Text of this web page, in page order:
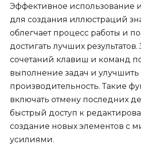
Эффективное использование
для создания иллюстраций
облегчает процесс работы и
достигать лучших
сочетаний клавиш и команд
выполнение задач и
производительность. Такие
включать отмену последних
быстрый доступ к
создание новых элементов с
усилиями.